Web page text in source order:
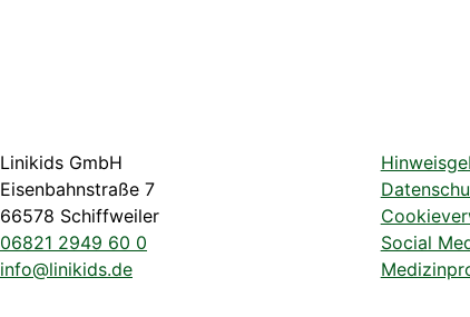
Linikids GmbH
Eisenbahnstraße 7
66578 Schiffweiler
06821 2949 60 0
info@linikids.de
Social